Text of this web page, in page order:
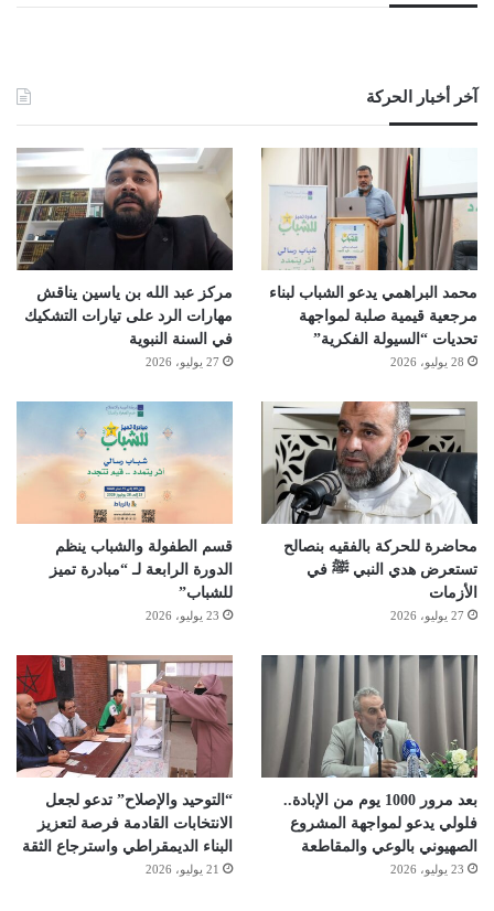
آخر أخبار الحركة
محمد البراهمي يدعو الشباب لبناء
مرجعية قيمية صلبة لمواجهة
تحديات “السيولة الفكرية”
28 يوليو، 2026
مركز عبد الله بن ياسين يناقش
مهارات الرد على تيارات التشكيك
في السنة النبوية
27 يوليو، 2026
محاضرة للحركة بالفقيه بنصالح
تستعرض هدي النبي ﷺ في
الأزمات
27 يوليو، 2026
قسم الطفولة والشباب ينظم
الدورة الرابعة لـ “مبادرة تميز
للشباب”
23 يوليو، 2026
بعد مرور 1000 يوم من الإبادة..
فلولي يدعو لمواجهة المشروع
الصهيوني بالوعي والمقاطعة
23 يوليو، 2026
“التوحيد والإصلاح” تدعو لجعل
الانتخابات القادمة فرصة لتعزيز
البناء الديمقراطي واسترجاع الثقة
21 يوليو، 2026